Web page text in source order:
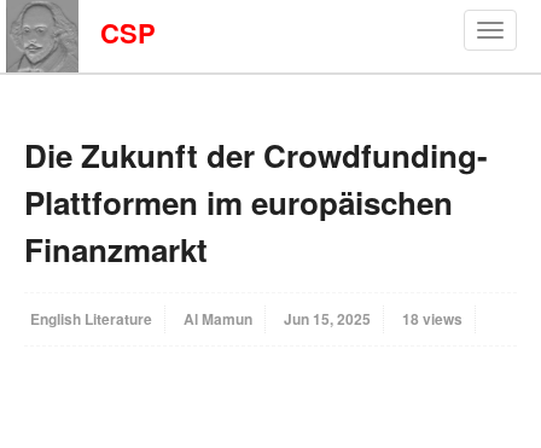
CSP
Die Zukunft der Crowdfunding-
Plattformen im europäischen
Finanzmarkt
English Literature Al Mamun Jun 15, 2025 18 views